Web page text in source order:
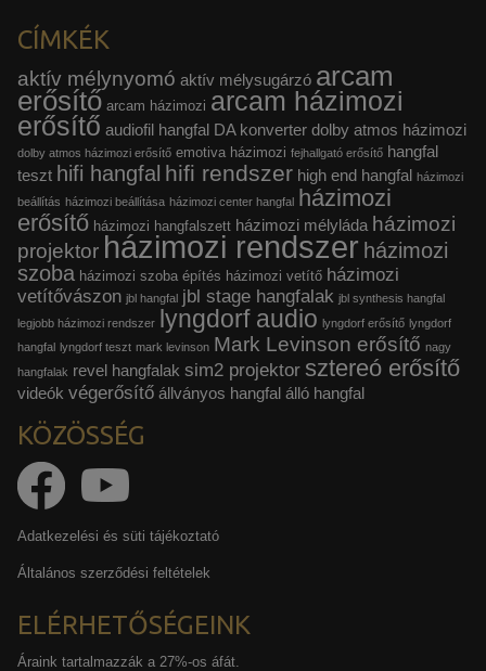
CÍMKÉK
aktív mélynyomó aktív mélysugárzó arcam
erősítő arcam házimozi arcam házimozi
erősítő audiofil hangfal DA konverter dolby atmos házimozi
dolby atmos házimozi erősítő emotiva házimozi fejhallgató erősítő hangfal
teszt hifi hangfal hifi rendszer high end hangfal házimozi
beállítás házimozi beállítása házimozi center hangfal házimozi
erősítő házimozi hangfalszett házimozi mélyláda házimozi
projektor házimozi rendszer házimozi
szoba házimozi szoba építés házimozi vetítő házimozi
vetítővászon jbl hangfal jbl stage hangfalak jbl synthesis hangfal
legjobb házimozi rendszer lyngdorf audio lyngdorf erősítő lyngdorf
hangfal lyngdorf teszt mark levinson Mark Levinson erősítő nagy
hangfalak revel hangfalak sim2 projektor sztereó erősítő
videók végerősítő állványos hangfal álló hangfal
KÖZÖSSÉG
Adatkezelési és süti tájékoztató
Általános szerződési feltételek
ELÉRHETŐSÉGEINK
Áraink tartalmazzák a 27%-os áfát.